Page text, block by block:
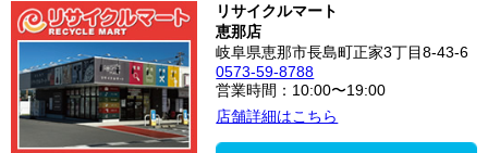
リサイクルマート
恵那店
岐阜県恵那市長島町正家3丁目8-43-6
0573-59-8788
営業時間：10:00〜19:00
店舗詳細はこちら